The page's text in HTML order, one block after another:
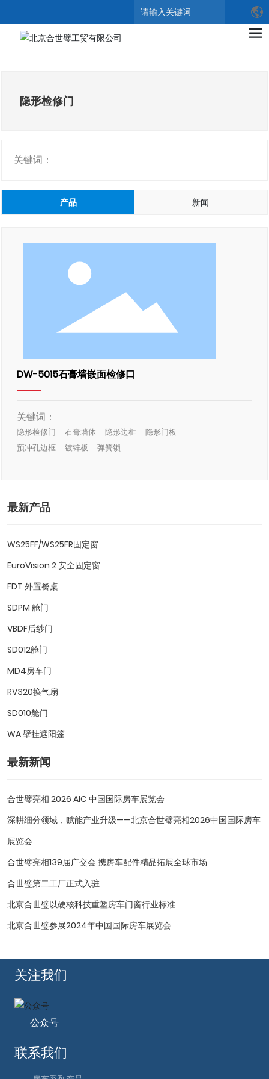
搜索
隐形检修门
关键词：
产品 新闻
DW-5015石膏墙嵌面检修口
关键词：
隐形检修门 石膏墙体 隐形边框
隐形门板
预冲孔边框
镀锌板 弹簧锁
最新产品
WS25FF/WS25FR固定窗
EuroVision 2 安全固定窗
FDT 外置餐桌
SDPM 舱门
VBDF后纱门
SD012舱门
MD4房车门
RV320换气扇
SD010舱门
WA 壁挂遮阳篷
最新新闻
合世璧亮相 2026 AIC 中国国际房车展览会
深耕细分领域，赋能产业升级——北京合世璧亮相2026中国国际房车
展览会
合世璧亮相139届广交会 携房车配件精品拓展全球市场
合世璧第二工厂正式入驻
北京合世璧以硬核科技重塑房车门窗行业标准
北京合世璧参展2024年中国国际房车展览会
联系我们
关注我们
公众号